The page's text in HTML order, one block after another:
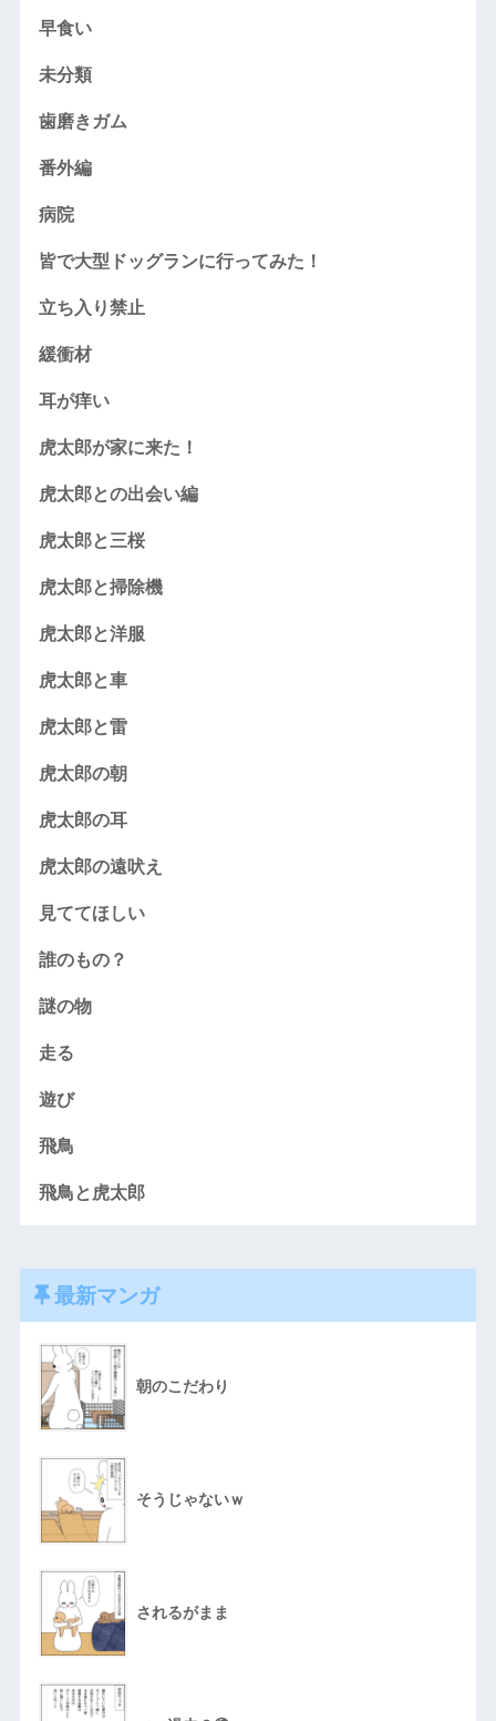
早食い
未分類
歯磨きガム
番外編
病院
皆で大型ドッグランに行ってみた！
立ち入り禁止
緩衝材
耳が痒い
虎太郎が家に来た！
虎太郎との出会い編
虎太郎と三桜
虎太郎と掃除機
虎太郎と洋服
虎太郎と車
虎太郎と雷
虎太郎の朝
虎太郎の耳
虎太郎の遠吠え
見ててほしい
誰のもの？
謎の物
走る
遊び
飛鳥
飛鳥と虎太郎
最新マンガ
朝のこだわり
そうじゃないｗ
されるがまま